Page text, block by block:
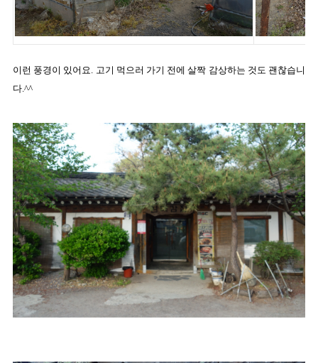
이런 풍경이 있어요. 고기 먹으러 가기 전에 살짝 감상하는 것도 괜찮습니
다.^^